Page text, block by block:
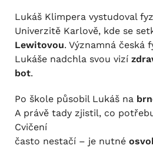
Lukáš Klimpera vystudoval
Univerzitě Karlově, kde se
Lewitovou. Významná česká
Lukáše nadchla svou vizí
bot.
Po škole působil Lukáš na
A právě tady zjistil, co
Cvičení
často nestačí – je nutné